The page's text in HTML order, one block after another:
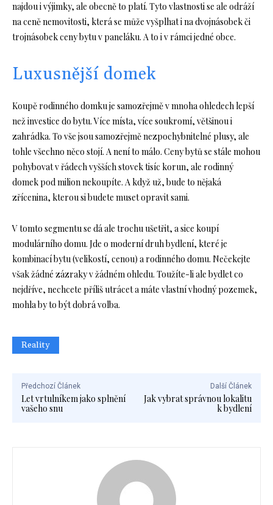
najdou i výjimky, ale obecně to platí. Tyto vlastnosti se ale odráží
na ceně nemovitosti, která se může vyšplhat i na dvojnásobek či
trojnásobek ceny bytu v paneláku. A to i v rámci jedné obce.
Luxusnější domek
Koupě rodinného domku je samozřejmě v mnoha ohledech lepší
než investice do bytu. Více místa, více soukromí, většinou i
zahrádka. To vše jsou samozřejmě nezpochybnitelné plusy, ale
tohle všechno něco stojí. A není to málo. Ceny bytů se stále mohou
pohybovat v řádech vyšších stovek tisíc korun, ale rodinný
domek pod milion nekoupíte. A když už, bude to nějaká
zřícenina, kterou si budete muset opravit sami.
V tomto segmentu se dá ale trochu ušetřit, a sice koupí
modulárního domu. Jde o moderní druh bydlení, které je
kombinací bytu (velikostí, cenou) a rodinného domu. Nečekejte
však žádné zázraky v žádném ohledu. Toužíte-li ale bydlet co
nejdříve, nechcete příliš utrácet a máte vlastní vhodný pozemek,
mohla by to být dobrá volba.
Reality
Předchozí Článek
Let vrtulníkem jako splnění
vašeho snu
Další Článek
Jak vybrat správnou lokalitu
k bydlení